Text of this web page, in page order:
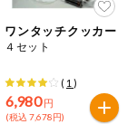
ワンタッチクッカー
４セット
( 1 )
6,980 円
(税込 7,678円)